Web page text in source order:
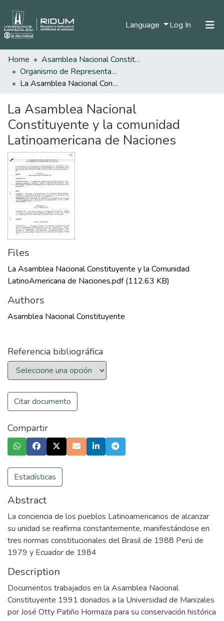
Language Log In (current)
Home
Asamblea Nacional Constituyente
Organismo de Representantes Constituyente
La Asamblea Nacional Constituyente y la comunidad Latinoamericana de Naciones
La Asamblea Nacional
Constituyente y la comunidad
Latinoamericana de Naciones
Files
La Asamblea Nacional Constituyente y la Comunidad
LatinoAmericana de Naciones.pdf(112.63 KB)
Authors
Asamblea Nacional Constituyente
Referencia bibliográfica
Citar documento
Compartir
Estadísticas
Abstract
La conciencia de los pueblos Latinoamericanos de alcanzar
su unidad se reafirma constantemente, manifestándose en
tres normas constitucionales del Brasil de 1988 Perú de
1979 y Ecuador de 1984
Description
Documentos trabajados en la Asamblea Nacional
Constituyente 1991 donados a la Universidad de Manizales
por José Otty Patiño Hormaza para su conservación histórica